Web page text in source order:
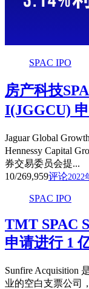
SPAC IPO
房产科技
I(JGGCU)
Jaguar Global
Hennessy Capital
券交易委员会提...
10/269,959评论2022
SPAC IPO
TMT SPAC
申请进行 1
Sunfire Acquisition
业的空白支票公司